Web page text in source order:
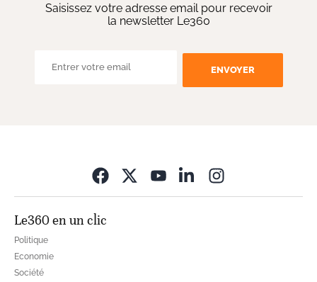
Saisissez votre adresse email pour recevoir
la newsletter Le360
ENVOYER
Le360 en un clic
Politique
Economie
Société